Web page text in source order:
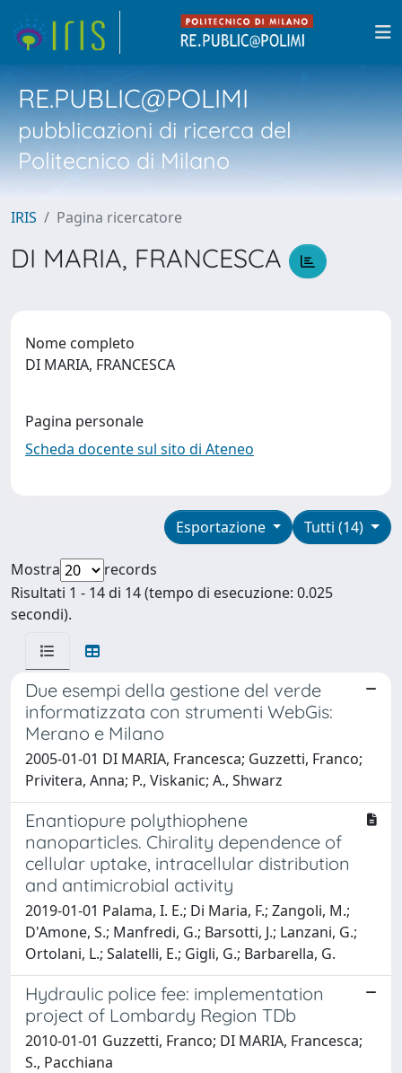
RE.PUBLIC@POLIMI
pubblicazioni di ricerca del
Politecnico di Milano
IRIS Pagina ricercatore
DI MARIA, FRANCESCA
Nome completo
DI MARIA, FRANCESCA
Pagina personale
Scheda docente sul sito di Ateneo
Tutti (14)
Esportazione
Mostra
records
Risultati 1 - 14 di 14 (tempo di esecuzione: 0.025
secondi).
Due esempi della gestione del verde
informatizzata con strumenti WebGis:
Merano e Milano
2005-01-01 DI MARIA, Francesca; Guzzetti, Franco;
Privitera, Anna; P., Viskanic; A., Shwarz
Enantiopure polythiophene
nanoparticles. Chirality dependence of
cellular uptake, intracellular distribution
and antimicrobial activity
2019-01-01 Palama, I. E.; Di Maria, F.; Zangoli, M.;
D'Amone, S.; Manfredi, G.; Barsotti, J.; Lanzani, G.;
Ortolani, L.; Salatelli, E.; Gigli, G.; Barbarella, G.
Hydraulic police fee: implementation
project of Lombardy Region TDb
2010-01-01 Guzzetti, Franco; DI MARIA, Francesca;
S., Pacchiana